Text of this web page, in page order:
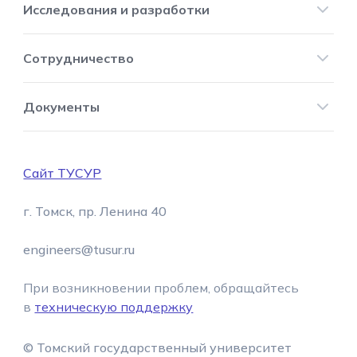
Исследования и разработки
Научные подразделения
Сотрудничество
Информация о партнерах
Стать партнером
Документы
Программа ПИШ 2024
Сайт ТУСУР
г. Томск, пр. Ленина 40
engineers@tusur.ru
При возникновении проблем, обращайтесь
в техническую поддержку
© Томский государственный университет